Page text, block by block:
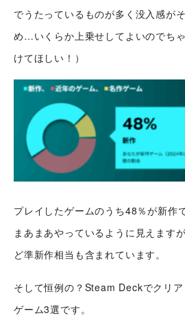
でうたっているものが多く没入感が
め…いくらか上乗せしてよいのでち
けてほしい！）
プレイしたゲームのうち48％が新作で
まあまあやっているように見えます
ど準新作相当も含まれています。
そして恒例の？Steam Deckでクリ
ゲーム3選です。